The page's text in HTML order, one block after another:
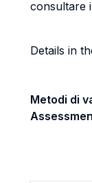
consultare
Details in
Metodi di